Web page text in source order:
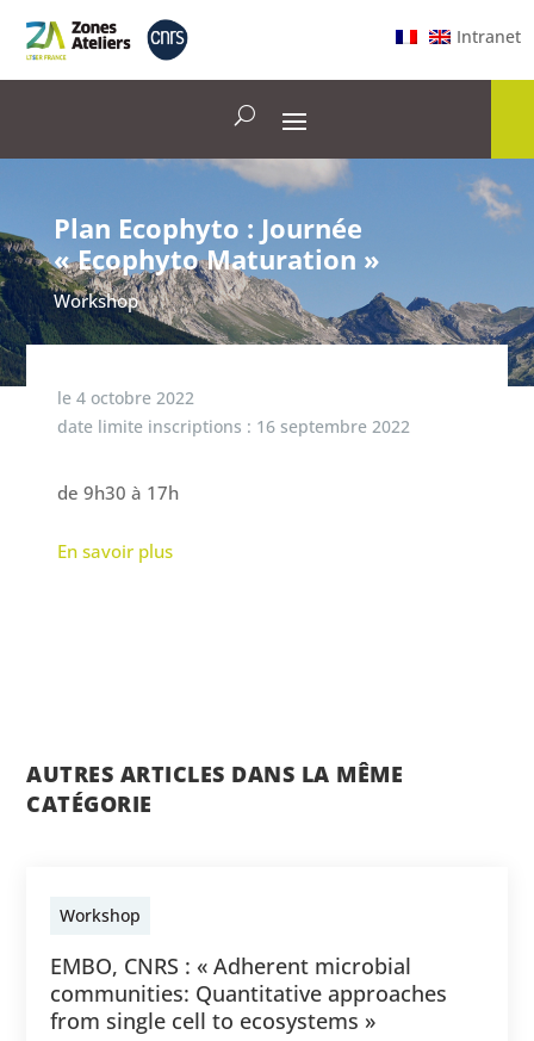
Intranet
Plan Ecophyto : Journée
« Ecophyto Maturation »
Workshop
le 4 octobre 2022
date limite inscriptions : 16 septembre 2022
de 9h30 à 17h
En savoir plus
AUTRES ARTICLES DANS LA MÊME
CATÉGORIE
Workshop
EMBO, CNRS : « Adherent microbial
communities: Quantitative approaches
from single cell to ecosystems »